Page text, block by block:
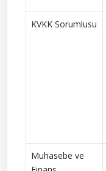
KVKK Sorumlusu
Muhasebe ve